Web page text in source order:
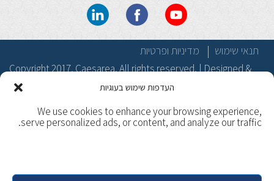
העדפות שימוש בעוגיות
We use cookies to enhance your browsing experience,
serve personalized ads, or content, and analyze our traffic.
תנאי שימוש מדיניות ופרטיות
Copyright 2017, Caesarea. All rights reserved. | Designed &
Developed by
Beaver Global